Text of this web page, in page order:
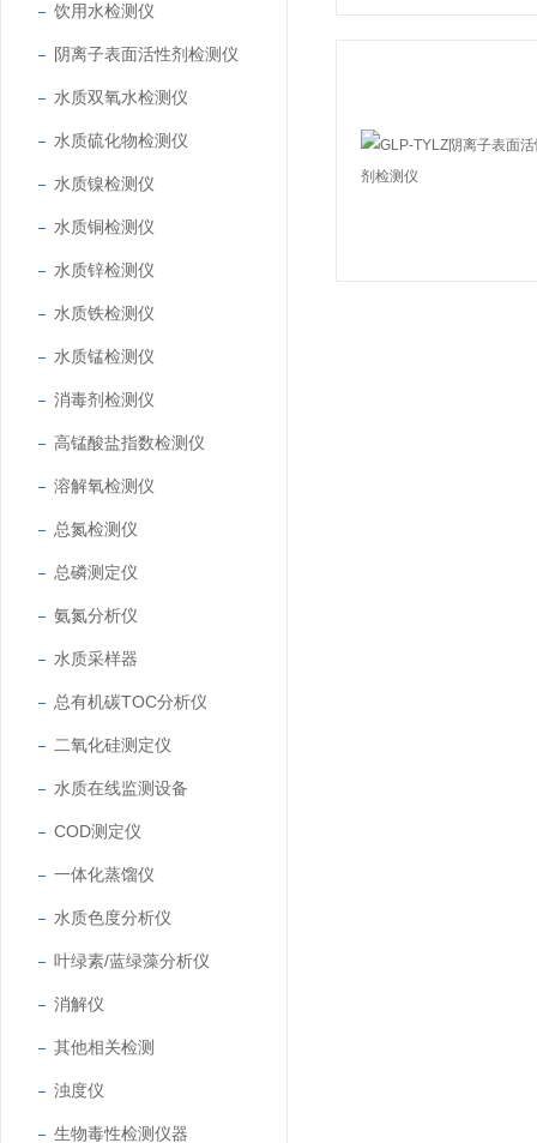
饮用水检测仪
阴离子表面活性剂检测仪
水质双氧水检测仪
水质硫化物检测仪
水质镍检测仪
水质铜检测仪
水质锌检测仪
水质铁检测仪
水质锰检测仪
消毒剂检测仪
高锰酸盐指数检测仪
溶解氧检测仪
总氮检测仪
总磷测定仪
氨氮分析仪
水质采样器
总有机碳TOC分析仪
二氧化硅测定仪
水质在线监测设备
COD测定仪
一体化蒸馏仪
水质色度分析仪
叶绿素/蓝绿藻分析仪
消解仪
其他相关检测
浊度仪
生物毒性检测仪器